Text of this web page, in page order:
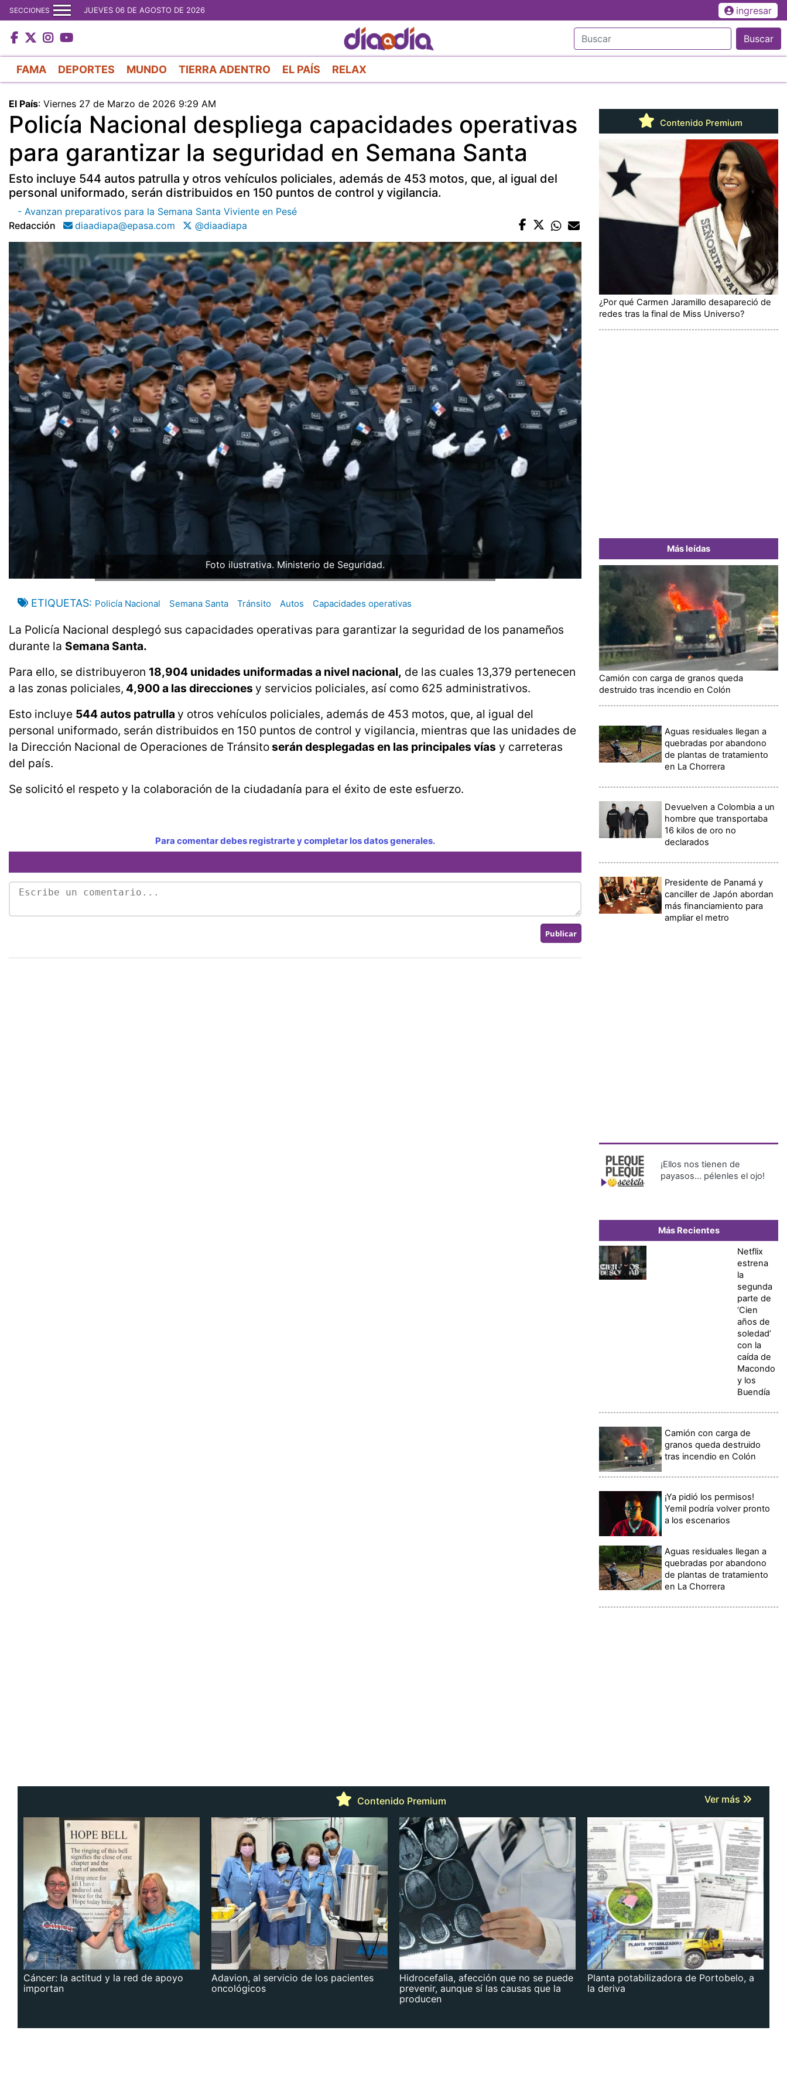
al
contenido
principal
SECCIONES JUEVES 06 DE AGOSTO DE 2026 ingresar
Buscar
FAMA DEPORTES MUNDO TIERRA ADENTRO EL PAÍS RELAX
El País: Viernes 27 de Marzo de 2026 9:29 AM
Policía Nacional despliega capacidades operativas
para garantizar la seguridad en Semana Santa
Esto incluye 544 autos patrulla y otros vehículos policiales, además de 453 motos, que, al igual del
personal uniformado, serán distribuidos en 150 puntos de control y vigilancia.
- Avanzan preparativos para la Semana Santa Viviente en Pesé
Redacción
diaadiapa@epasa.com @diaadiapa
Foto ilustrativa. Ministerio de Seguridad.
ETIQUETAS Policía Nacional Semana Santa Tránsito Autos Capacidades operativas
La Policía Nacional desplegó sus capacidades operativas para garantizar la seguridad de los panameños
durante la Semana Santa.
Para ello, se distribuyeron 18,904 unidades uniformadas a nivel nacional, de las cuales 13,379 pertenecen
a las zonas policiales, 4,900 a las direcciones y servicios policiales, así como 625 administrativos.
Esto incluye 544 autos patrulla y otros vehículos policiales, además de 453 motos, que, al igual del
personal uniformado, serán distribuidos en 150 puntos de control y vigilancia, mientras que las unidades de
la Dirección Nacional de Operaciones de Tránsitoserán desplegadas en las principales vías y carreteras
del país.
Se solicitó el respeto y la colaboración de la ciudadanía para el éxito de este esfuerzo.
Para comentar debes registrarte y completar los datos generales.
Contenido Premium
¿Por qué Carmen Jaramillo desapareció de
redes tras la final de Miss Universo?
Más leídas
Camión con carga de granos queda
destruido tras incendio en Colón
Aguas residuales llegan a
quebradas por abandono
de plantas de tratamiento
en La Chorrera
Devuelven a Colombia a un
hombre que transportaba
16 kilos de oro no
declarados
Presidente de Panamá y
canciller de Japón abordan
más financiamiento para
ampliar el metro
¡Ellos nos tienen de
payasos… pélenles el ojo!
Más Recientes
Netflix
estrena
la
segunda
parte de
‘Cien
años de
soledad’
con la
caída de
Macondo
y los
Buendía
Camión con carga de
granos queda destruido
tras incendio en Colón
¡Ya pidió los permisos!
Yemil podría volver pronto
a los escenarios
Aguas residuales llegan a
quebradas por abandono
de plantas de tratamiento
en La Chorrera
Contenido Premium Ver más
Cáncer: la actitud y la red de apoyo
importan
Adavion, al servicio de los pacientes
oncológicos
Hidrocefalia, afección que no se puede
prevenir, aunque sí las causas que la
producen
Planta potabilizadora de Portobelo, a
la deriva